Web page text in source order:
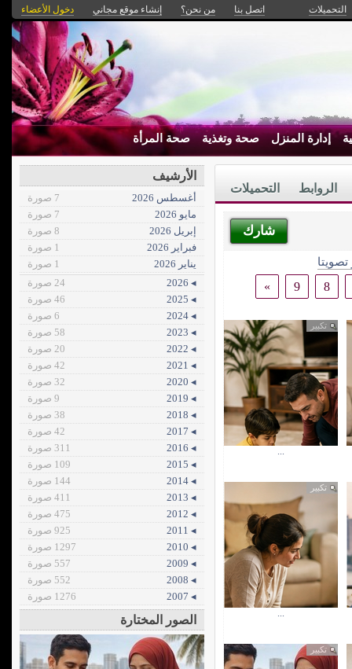
التحميلات اتصل بنا من نحن؟ إنشاء موقع مجاني دخول الأعضاء
إدارة المنزل صحة وتغذية صحة المرأة
التحميلات الروابط
شارك
تصويتا
8
9
»
تكبير
...
تكبير
...
تكبير
الأرشيف
أغسطس 2026
7 صورة
مايو 2026
7 صورة
إبريل 2026
8 صورة
فبراير 2026
1 صورة
يناير 2026
1 صورة
◂ 2026
24 صورة
◂ 2025
46 صورة
◂ 2024
6 صورة
◂ 2023
58 صورة
◂ 2022
20 صورة
◂ 2021
42 صورة
◂ 2020
32 صورة
◂ 2019
9 صورة
◂ 2018
38 صورة
◂ 2017
42 صورة
◂ 2016
311 صورة
◂ 2015
109 صورة
◂ 2014
144 صورة
◂ 2013
411 صورة
◂ 2012
475 صورة
◂ 2011
925 صورة
◂ 2010
1297 صورة
◂ 2009
557 صورة
◂ 2008
552 صورة
◂ 2007
1276 صورة
الصور المختارة